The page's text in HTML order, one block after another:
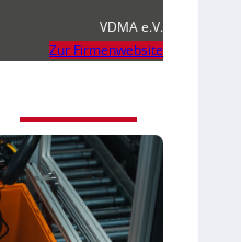
VDMA e.V.
Zur Firmenwebsite